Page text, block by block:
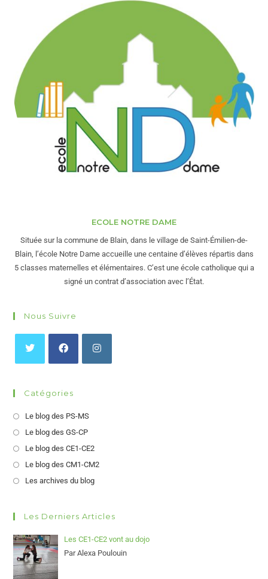
ECOLE NOTRE DAME
Située sur la commune de Blain, dans le village de Saint-Émilien-de-
Blain, l’école Notre Dame accueille une centaine d’élèves répartis dans
5 classes maternelles et élémentaires. C’est une école catholique qui a
signé un contrat d’association avec l’État.
Nous Suivre
Catégories
Le blog des PS-MS
Le blog des GS-CP
Le blog des CE1-CE2
Le blog des CM1-CM2
Les archives du blog
Les Derniers Articles
Les CE1-CE2 vont au dojo
Par Alexa Poulouin